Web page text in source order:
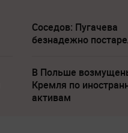
Соседов: Пугачева
безнадежно
В Польше
Кремля по
активам